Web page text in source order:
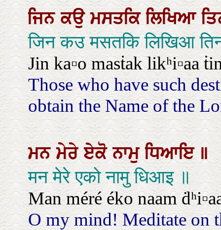
ਜਿਨਕਉਮਸਤਕਿਲਿਖਿਆ
जिन कउ मसतकि लिखिआ
Jin ka▫o masṫak likʰi▫aa
Those who have such
obtain the Name of the
ਮਨਮੇਰੇਏਕੋਨਾਮੁਧਿਆਇ॥
मन मेरे एको नामु धिआइ ॥
Man méré éko naam
O my mind! Meditate on